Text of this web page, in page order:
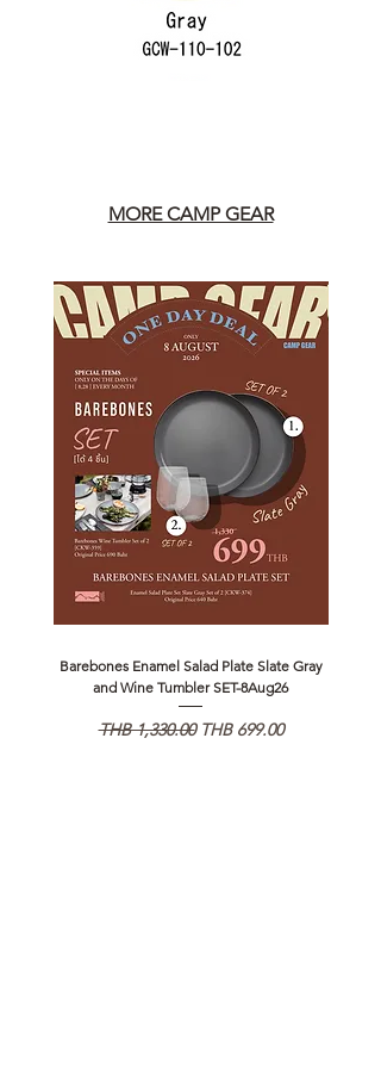
MORE CAMP GEAR
Barebones Enamel Salad Plate Slate Gray
and Wine Tumbler SET-8Aug26
Regular Price
THB 1,330.00 Sale Price
THB 699.00